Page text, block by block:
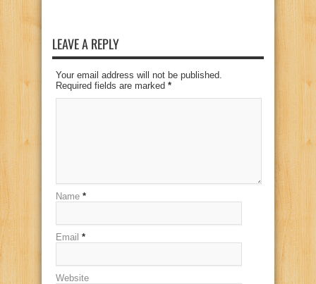
LEAVE A REPLY
Your email address will not be published.
Required fields are marked *
Name *
Email *
Website